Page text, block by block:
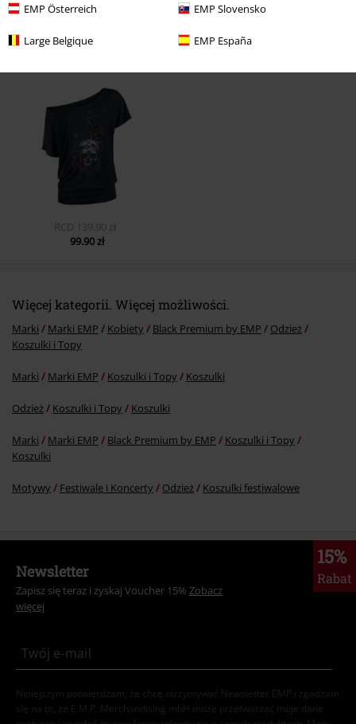
EMP Österreich EMP Slovensko
Large Belgique EMP España
Prześlij komentarz
RCD
139.90 zł
99.90 zł
Więcej kategorii. Więcej możliwości.
Marki Marki EMP Kobiety Black Premium by EMP
Odzież
Koszulki i Topy
Marki Marki EMP Koszulki i Topy Koszulki
Odzież Koszulki i Topy Koszulki
Marki Marki EMP Black Premium by EMP
Koszulki i Topy
Koszulki
Motywy Festiwale i Koncerty Odzież Koszulki festiwalowe
15%
Rabat
Newsletter
Zapisz się teraz i zyskaj Voucher 15% Zobacz
więcej
Niniejszym potwierdzam, że chcę otrzymywać Newsletter EMP i zgadzam
się na to, że E.M.P. Merchandising mbH może przetwarzać moje dane